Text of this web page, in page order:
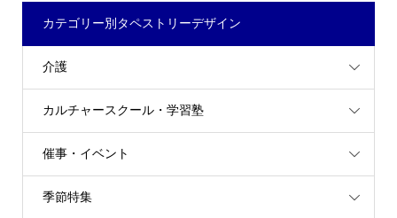
カテゴリー別タペストリーデザイン
介護
カルチャースクール・学習塾
催事・イベント
季節特集